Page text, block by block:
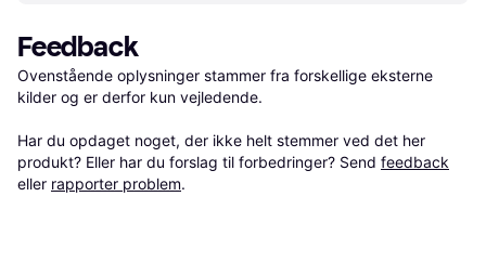
Feedback
Ovenstående oplysninger stammer fra forskellige eksterne
kilder og er derfor kun vejledende.
Har du opdaget noget, der ikke helt stemmer ved det her
produkt? Eller har du forslag til forbedringer? Send feedback
eller rapporter problem.